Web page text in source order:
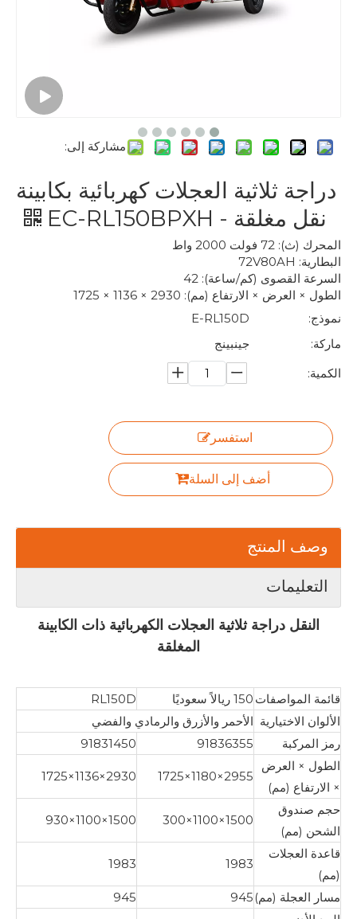
مشاركة إلى:
دراجة ثلاثية العجلات كهربائية بكابينة
نقل مغلقة - EC-RL150BPXH
المحرك (ث): 72 فولت 2000 واط
البطارية: 72V80AH
السرعة القصوى (كم/ساعة): 42
الطول × العرض × الارتفاع (مم): 2930 × 1136 × 1725
نموذج:
E-RL150D
ماركة:
جينبينج
الكمية:
استفسر
أضف إلى السلة
وصف المنتج
التعليمات
النقل دراجة ثلاثية العجلات الكهربائية ذات الكابينة
المغلقة
قائمة المواصفات 150 ريالاً سعوديًا
RL150D
الألوان الاختيارية الأحمر والأزرق والرمادي والفضي
رمز المركبة
91836355
91831450
الطول × العرض
× الارتفاع (مم)
2955×1180×1725
2930×1136×1725
حجم صندوق
الشحن (مم)
1500×1100×300
1500×1100×930
قاعدة العجلات
(مم)
1983
1983
مسار العجلة (مم) 945
945